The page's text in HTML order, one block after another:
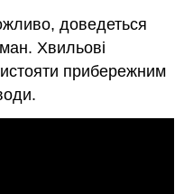
доведеться
Хвильові
прибережним